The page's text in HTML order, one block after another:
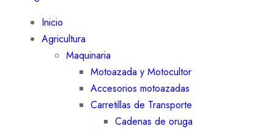
Inicio
Agricultura
Maquinaria
Motoazada y Motocultor
Accesorios motoazadas
Carretillas de Transporte
Cadenas de oruga